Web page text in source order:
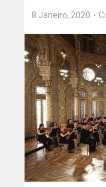
8 Janeiro, 2020